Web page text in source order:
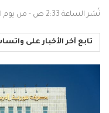
نُشر الساعة 2:33 ص - من يوم السبت 21 يونيو / حزيران 2025
تابع آخر الأخبار على